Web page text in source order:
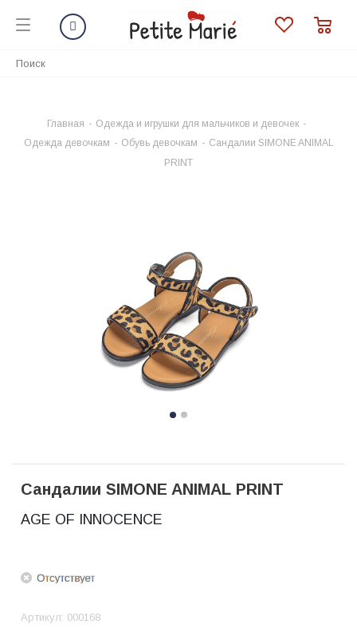
Главная - Одежда и игрушки для мальчиков и девочек -
Одежда девочкам - Обувь девочкам - Сандалии SIMONE ANIMAL
PRINT
Сандалии SIMONE ANIMAL PRINT
AGE OF INNOCENCE
Артикул: 000168